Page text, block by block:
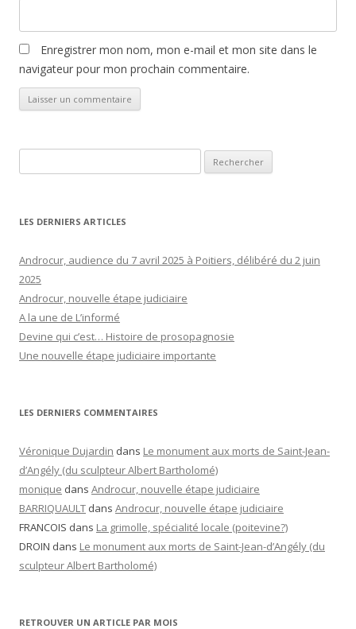
Enregistrer mon nom, mon e-mail et mon site dans le
navigateur pour mon prochain commentaire.
LES DERNIERS ARTICLES
Androcur, audience du 7 avril 2025 à Poitiers, délibéré du 2 juin
2025
Androcur, nouvelle étape judiciaire
A la une de L’informé
Devine qui c’est… Histoire de prosopagnosie
Une nouvelle étape judiciaire importante
LES DERNIERS COMMENTAIRES
Véronique Dujardin dans Le monument aux morts de Saint-Jean-
d’Angély (du sculpteur Albert Bartholomé)
monique dans Androcur, nouvelle étape judiciaire
BARRIQUAULT dans Androcur, nouvelle étape judiciaire
FRANCOIS dans La grimolle, spécialité locale (poitevine?)
DROIN dans Le monument aux morts de Saint-Jean-d’Angély (du
sculpteur Albert Bartholomé)
RETROUVER UN ARTICLE PAR MOIS